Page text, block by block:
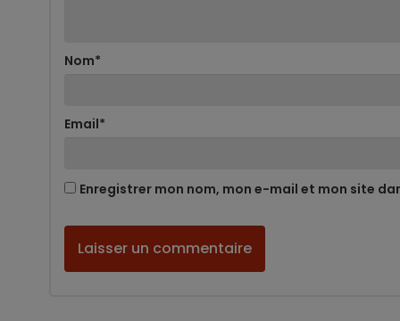
Nom*
Email*
Enregistrer mon nom, mon e-mail et mon site